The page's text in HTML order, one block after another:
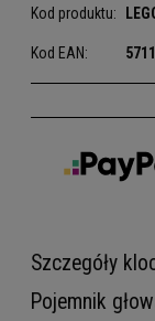
Kod produktu:
Kod EAN:
Szczegóły
Pojemnik